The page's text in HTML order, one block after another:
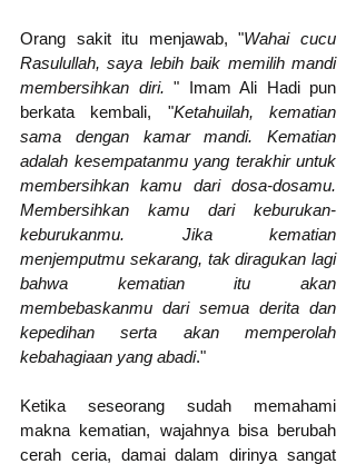
Orang sakit itu menjawab, "Wahai cucu
Rasulullah, saya lebih baik memilih mandi
membersihkan diri. " Imam Ali Hadi pun
berkata kembali, "Ketahuilah, kematian
sama dengan kamar mandi. Kematian
adalah kesempatanmu yang terakhir untuk
membersihkan kamu dari dosa-dosamu.
Membersihkan kamu dari keburukan-
keburukanmu. Jika kematian
menjemputmu sekarang, tak diragukan lagi
bahwa kematian itu akan
membebaskanmu dari semua derita dan
kepedihan serta akan memperolah
kebahagiaan yang abadi."
Ketika seseorang sudah memahami
makna kematian, wajahnya bisa berubah
cerah ceria, damai dalam dirinya sangat